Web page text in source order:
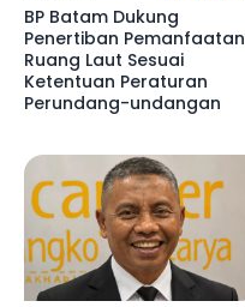
BP Batam Dukung
Penertiban Pemanfaatan
Ruang Laut Sesuai
Ketentuan Peraturan
Perundang-undangan